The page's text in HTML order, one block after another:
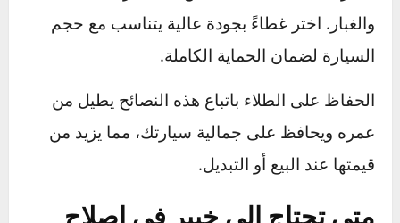
ركن السيارة في أماكن ضيقة أو قريبة من الأشجار
قد يسبب خدوشًا نتيجة الاحتكاك أو سقوط المواد
الصمغية. اختر مواقف واسعة ومظللة لحماية الطلاء
من العوامل الميكانيكية والبيئية.